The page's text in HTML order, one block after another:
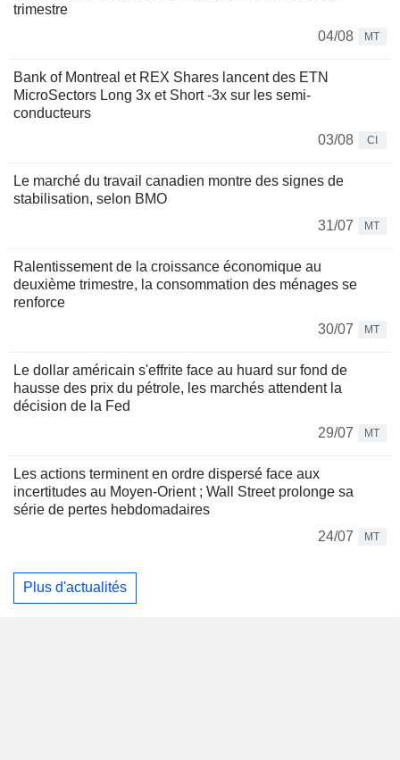
trimestre
04/08
MT
Bank of Montreal et REX Shares lancent des ETN
MicroSectors Long 3x et Short -3x sur les semi-
conducteurs
03/08
CI
Le marché du travail canadien montre des signes de
stabilisation, selon BMO
31/07
MT
Ralentissement de la croissance économique au
deuxième trimestre, la consommation des ménages se
renforce
30/07
MT
Le dollar américain s'effrite face au huard sur fond de
hausse des prix du pétrole, les marchés attendent la
décision de la Fed
29/07
MT
Les actions terminent en ordre dispersé face aux
incertitudes au Moyen-Orient ; Wall Street prolonge sa
série de pertes hebdomadaires
24/07
MT
Plus d'actualités